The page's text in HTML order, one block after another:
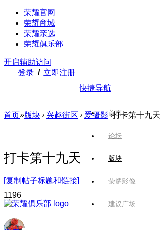
荣耀官网
荣耀商城
荣耀亲选
荣耀俱乐部
开启辅助访问
登录 / 立即注册
快捷导航
首页
论坛
版块
荣耀影像
建议广场
首页»版块 › 兴趣街区 › 爱摄影 ›打卡第十九天
打卡第十九天
[复制帖子标题和链接]
1196